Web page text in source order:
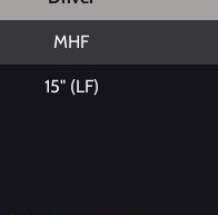
MHF
15" (LF)